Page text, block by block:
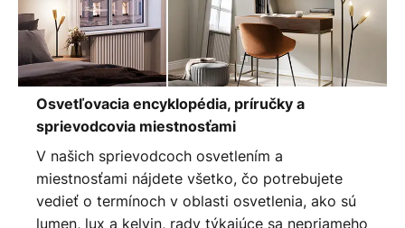
Osvetľovacia encyklopédia, príručky a
sprievodcovia miestnosťami
V našich sprievodcoch osvetlením a
miestnosťami nájdete všetko, čo potrebujete
vedieť o termínoch v oblasti osvetlenia, ako sú
lumen, lux a kelvin, rady týkajúce sa nepriameho